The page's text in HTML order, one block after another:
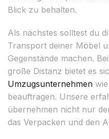
Blick zu behalten.
Als nächstes solltest du
Transport deiner Möbel
Gegenstände machen.
große Distanz bietet es
Umzugsunternehmen
beauftragen. Unsere
übernehmen nicht nur
das Verpacken und den